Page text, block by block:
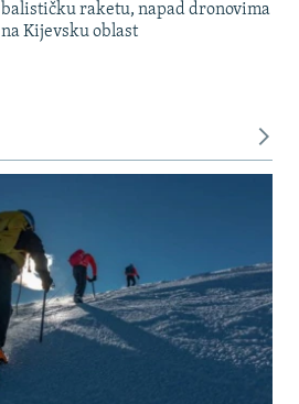
balističku raketu, napad dronovima
na Kijevsku oblast